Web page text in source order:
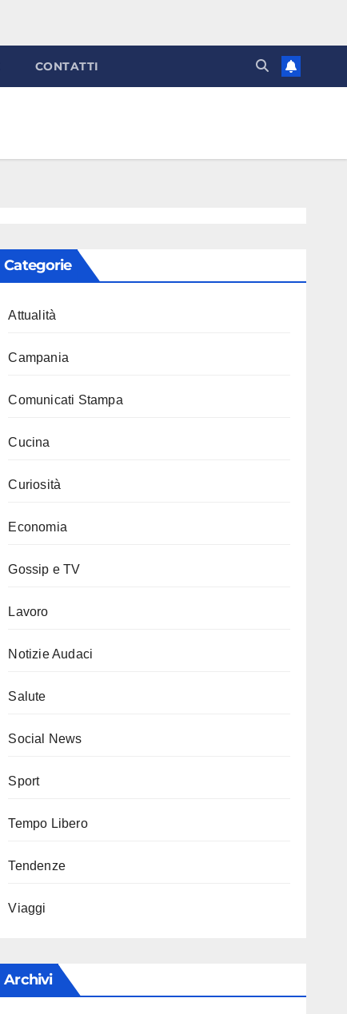
CONTATTI
Categorie
Attualità
Campania
Comunicati Stampa
Cucina
Curiosità
Economia
Gossip e TV
Lavoro
Notizie Audaci
Salute
Social News
Sport
Tempo Libero
Tendenze
Viaggi
Archivi